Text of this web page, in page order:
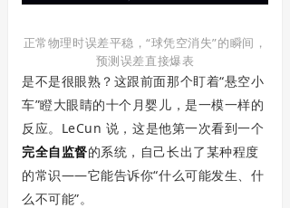
正常物理时误差平稳，“球凭空消失”的瞬间，
预测误差直接爆表
是不是很眼熟？这跟前面那个盯着“悬空小
车”瞪大眼睛的十个月婴儿，是一模一样的
反应。LeCun 说，这是他第一次看到一个
完全自监督的系统，自己长出了某种程度
的常识——它能告诉你“什么可能发生、什
么不可能”。